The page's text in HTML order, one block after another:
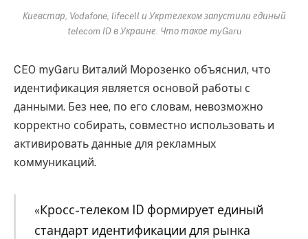
Киевстар, Vodafone, lifecell и Укртелеком запустили единый
telecom ID в Украине. Что такое myGaru
CEO myGaru Виталий Морозенко объяснил, что
идентификация является основой работы с
данными. Без нее, по его словам, невозможно
корректно собирать, совместно использовать и
активировать данные для рекламных
коммуникаций.
«Кросс-телеком ID формирует единый
стандарт идентификации для рынка